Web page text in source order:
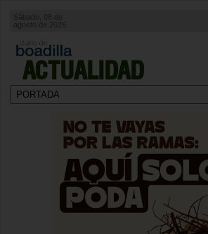
ACTUALIDAD
Sábado, 08 de
agosto de 2026